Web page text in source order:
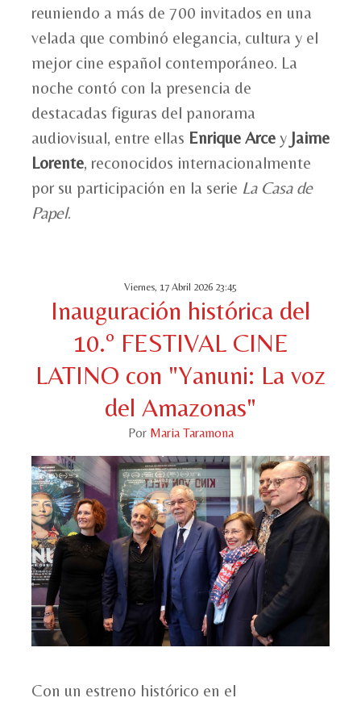
reuniendo a más de 700 invitados en una
velada que combinó elegancia, cultura y el
mejor cine español contemporáneo. La
noche contó con la presencia de
destacadas figuras del panorama
audiovisual, entre ellas Enrique Arce y Jaime
Lorente, reconocidos internacionalmente
por su participación en la serie La Casa de
Papel.
Viernes, 17 Abril 2026 23:45
Inauguración histórica del
10.º FESTIVAL CINE
LATINO con "Yanuni: La voz
del Amazonas"
Por Maria Taramona
Con un estreno histórico en el